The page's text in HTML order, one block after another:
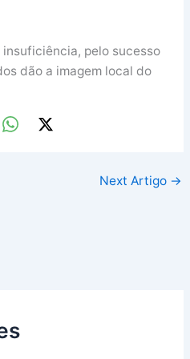
pelo sucesso
dão a imagem local do
Next Artigo →